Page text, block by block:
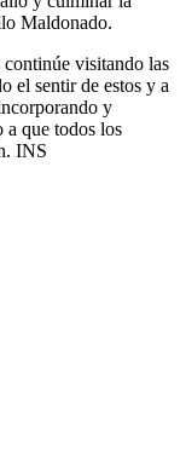
Maldonado.
continúe visitando las
el sentir de estos y a
y
a que todos los
INS